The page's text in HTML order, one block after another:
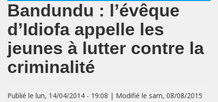
Bandundu : l’évêque
d’Idiofa appelle les
jeunes à lutter contre la
criminalité
Publié le lun, 14/04/2014 - 19:08 | Modifié le sam, 08/08/2015